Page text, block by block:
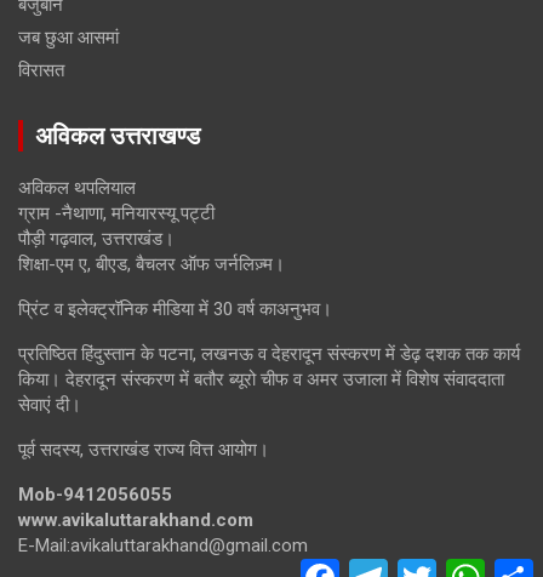
बेजुबान
जब छुआ आसमां
विरासत
अविकल उत्तराखण्ड
अविकल थपलियाल
ग्राम -नैथाणा, मनियारस्यू पट्टी
पौड़ी गढ़वाल, उत्तराखंड।
शिक्षा-एम ए, बीएड, बैचलर ऑफ जर्नलिज़्म।
प्रिंट व इलेक्ट्रॉनिक मीडिया में 30 वर्ष काअनुभव।
प्रतिष्ठित हिंदुस्तान के पटना, लखनऊ व देहरादून संस्करण में डेढ़ दशक तक कार्य
किया। देहरादून संस्करण में बतौर ब्यूरो चीफ व अमर उजाला में विशेष संवाददाता
सेवाएं दी।
पूर्व सदस्य, उत्तराखंड राज्य वित्त आयोग।
Mob-9412056055
www.avikaluttarakhand.com
E-Mail:avikaluttarakhand@gmail.com
T T W